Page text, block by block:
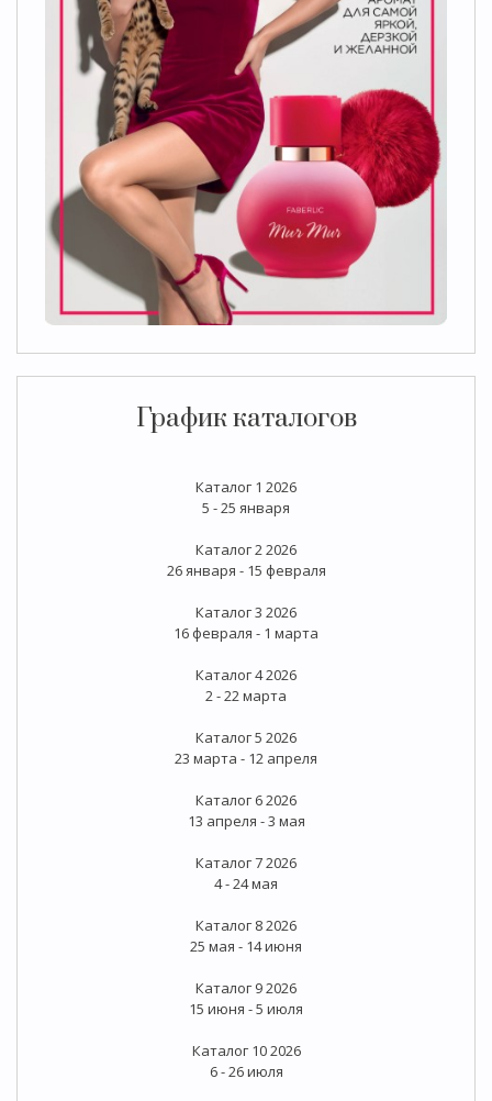
График каталогов
Каталог 1 2026
5 - 25 января
Каталог 2 2026
26 января - 15 февраля
Каталог 3 2026
16 февраля - 1 марта
Каталог 4 2026
2 - 22 марта
Каталог 5 2026
23 марта - 12 апреля
Каталог 6 2026
13 апреля - 3 мая
Каталог 7 2026
4 - 24 мая
Каталог 8 2026
25 мая - 14 июня
Каталог 9 2026
15 июня - 5 июля
Каталог 10 2026
6 - 26 июля